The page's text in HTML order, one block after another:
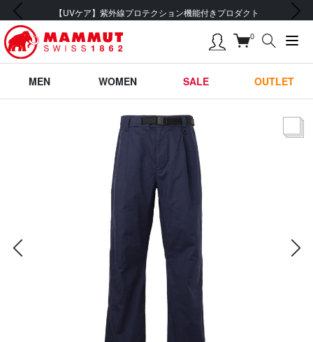
会員登録で【5,500円 (税込) 以上 送料無料】
前の画像 次の画像
0
MEN WOMEN SALE OUTLET